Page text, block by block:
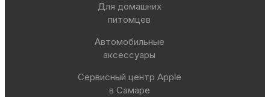
Для домашних
питомцев
Автомобильные
аксессуары
Сервисный центр Apple
в Самаре